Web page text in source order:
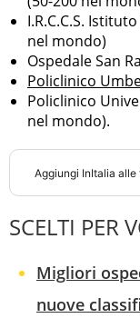
I.R.C.C.S.
nel mondo)
Ospedale San
Policlinico
Policlinico
nel mondo).
Aggiungi InItalia alle
SCELTI PER
Migliori
nuove